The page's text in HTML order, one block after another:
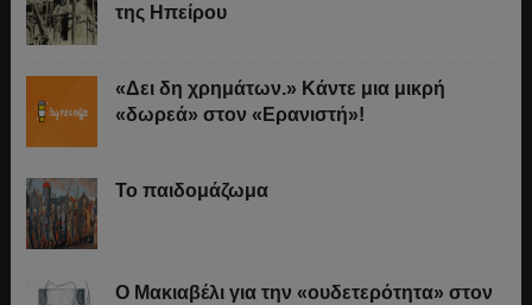
της Ηπείρου
«Δει δη χρημάτων.» Κάντε μια μικρή
«δωρεά» στον «Ερανιστή»!
Το παιδομάζωμα
O Μακιαβέλι για την «ουδετερότητα» στον